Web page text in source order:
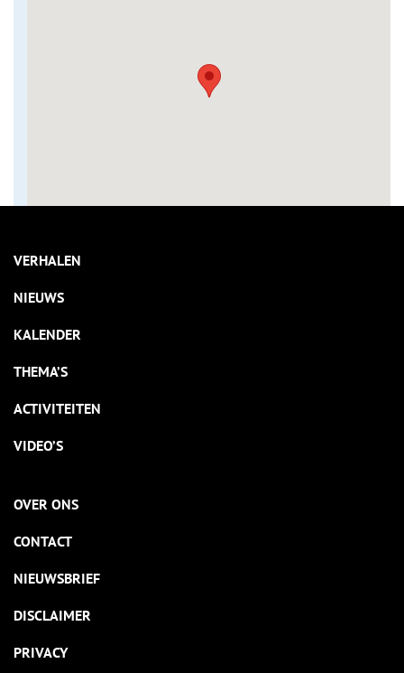
VERHALEN
NIEUWS
KALENDER
THEMA’S
ACTIVITEITEN
VIDEO’S
OVER ONS
CONTACT
NIEUWSBRIEF
DISCLAIMER
PRIVACY